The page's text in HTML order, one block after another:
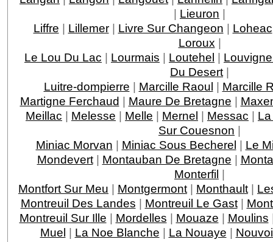
| Lieuron |
Liffre | Lillemer| Livre Sur Changeon | Loheac
Loroux |
Le Lou Du Lac | Lourmais | Loutehel |
Du Desert |
Luitre-dompierre | Marcille Raoul | Marcille
Martigne Ferchaud | Maure De Bretagne |
Meillac | Melesse | Melle | Mernel | Messac |
Sur Couesnon |
Miniac Morvan | Miniac Sous Becherel | Le
Mondevert| Montauban De Bretagne |
Monterfil |
Montfort Sur Meu | Montgermont | Monthault |
Montreuil Des Landes | Montreuil Le Gast|
Montreuil Sur Ille | Mordelles | Mouaze | Moulins
Muel | La Noe Blanche | La Nouaye |